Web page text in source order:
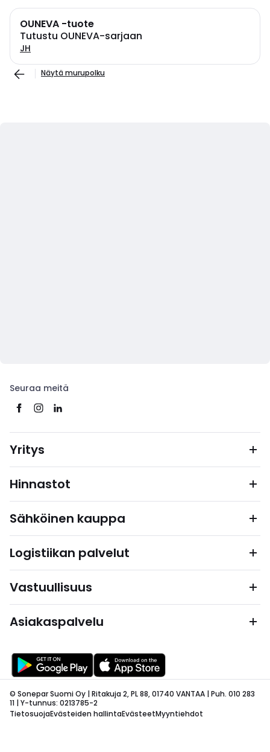
OUNEVA -tuote
Tutustu OUNEVA-sarjaan
JH
Näytä murupolku
Seuraa meitä
Yritys
Hinnastot
Sähköinen kauppa
Logistiikan palvelut
Vastuullisuus
Asiakaspalvelu
© Sonepar Suomi Oy | Ritakuja 2, PL 88, 01740 VANTAA | Puh. 010 283
11 | Y-tunnus: 0213785-2
TietosuojaEvästeiden hallintaEvästeetMyyntiehdot